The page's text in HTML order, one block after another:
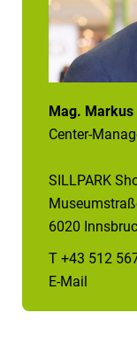
Mag. Markus
Center-
SILLPARK
6020
T +43 512
E-Mail